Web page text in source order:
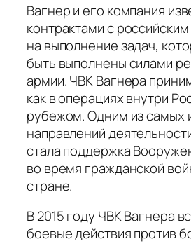
Вагнер и его компания
контрактами с
на выполнение задач,
быть выполнены силами
армии. ЧВК Вагнера
как в операциях внутри
рубежом. Одним из самых
направлений
стала поддержка
во время гражданской
стране.
В 2015 году ЧВК Вагнера
боевые действия против